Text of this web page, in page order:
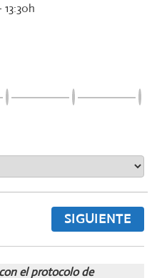
SIGUIENTE
el protocolo de